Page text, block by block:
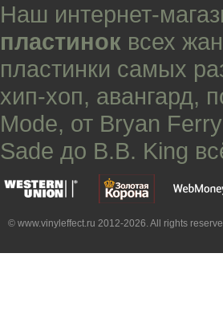
Наш интернет-
пластинок всех
пластинки самых
хип-хоп, авангард,
Mode, от Bryan Ferry
Sade до B.B. King
© www.vinyleffect.ru 2012-2026. All rights